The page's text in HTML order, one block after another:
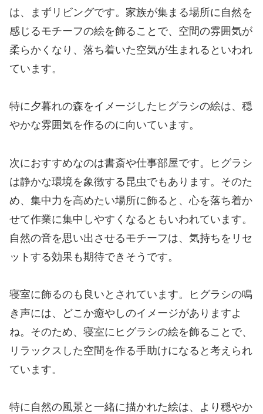
は、まずリビングです。家族が集まる場所に自然を
感じるモチーフの絵を飾ることで、空間の雰囲気が
柔らかくなり、落ち着いた空気が生まれるといわれ
ています。
特に夕暮れの森をイメージしたヒグラシの絵は、穏
やかな雰囲気を作るのに向いています。
次におすすめなのは書斎や仕事部屋です。ヒグラシ
は静かな環境を象徴する昆虫でもあります。そのた
め、集中力を高めたい場所に飾ると、心を落ち着か
せて作業に集中しやすくなるともいわれています。
自然の音を思い出させるモチーフは、気持ちをリセ
ットする効果も期待できそうです。
寝室に飾るのも良いとされています。ヒグラシの鳴
き声には、どこか癒やしのイメージがありますよ
ね。そのため、寝室にヒグラシの絵を飾ることで、
リラックスした空間を作る手助けになると考えられ
ています。
特に自然の風景と一緒に描かれた絵は、より穏やか